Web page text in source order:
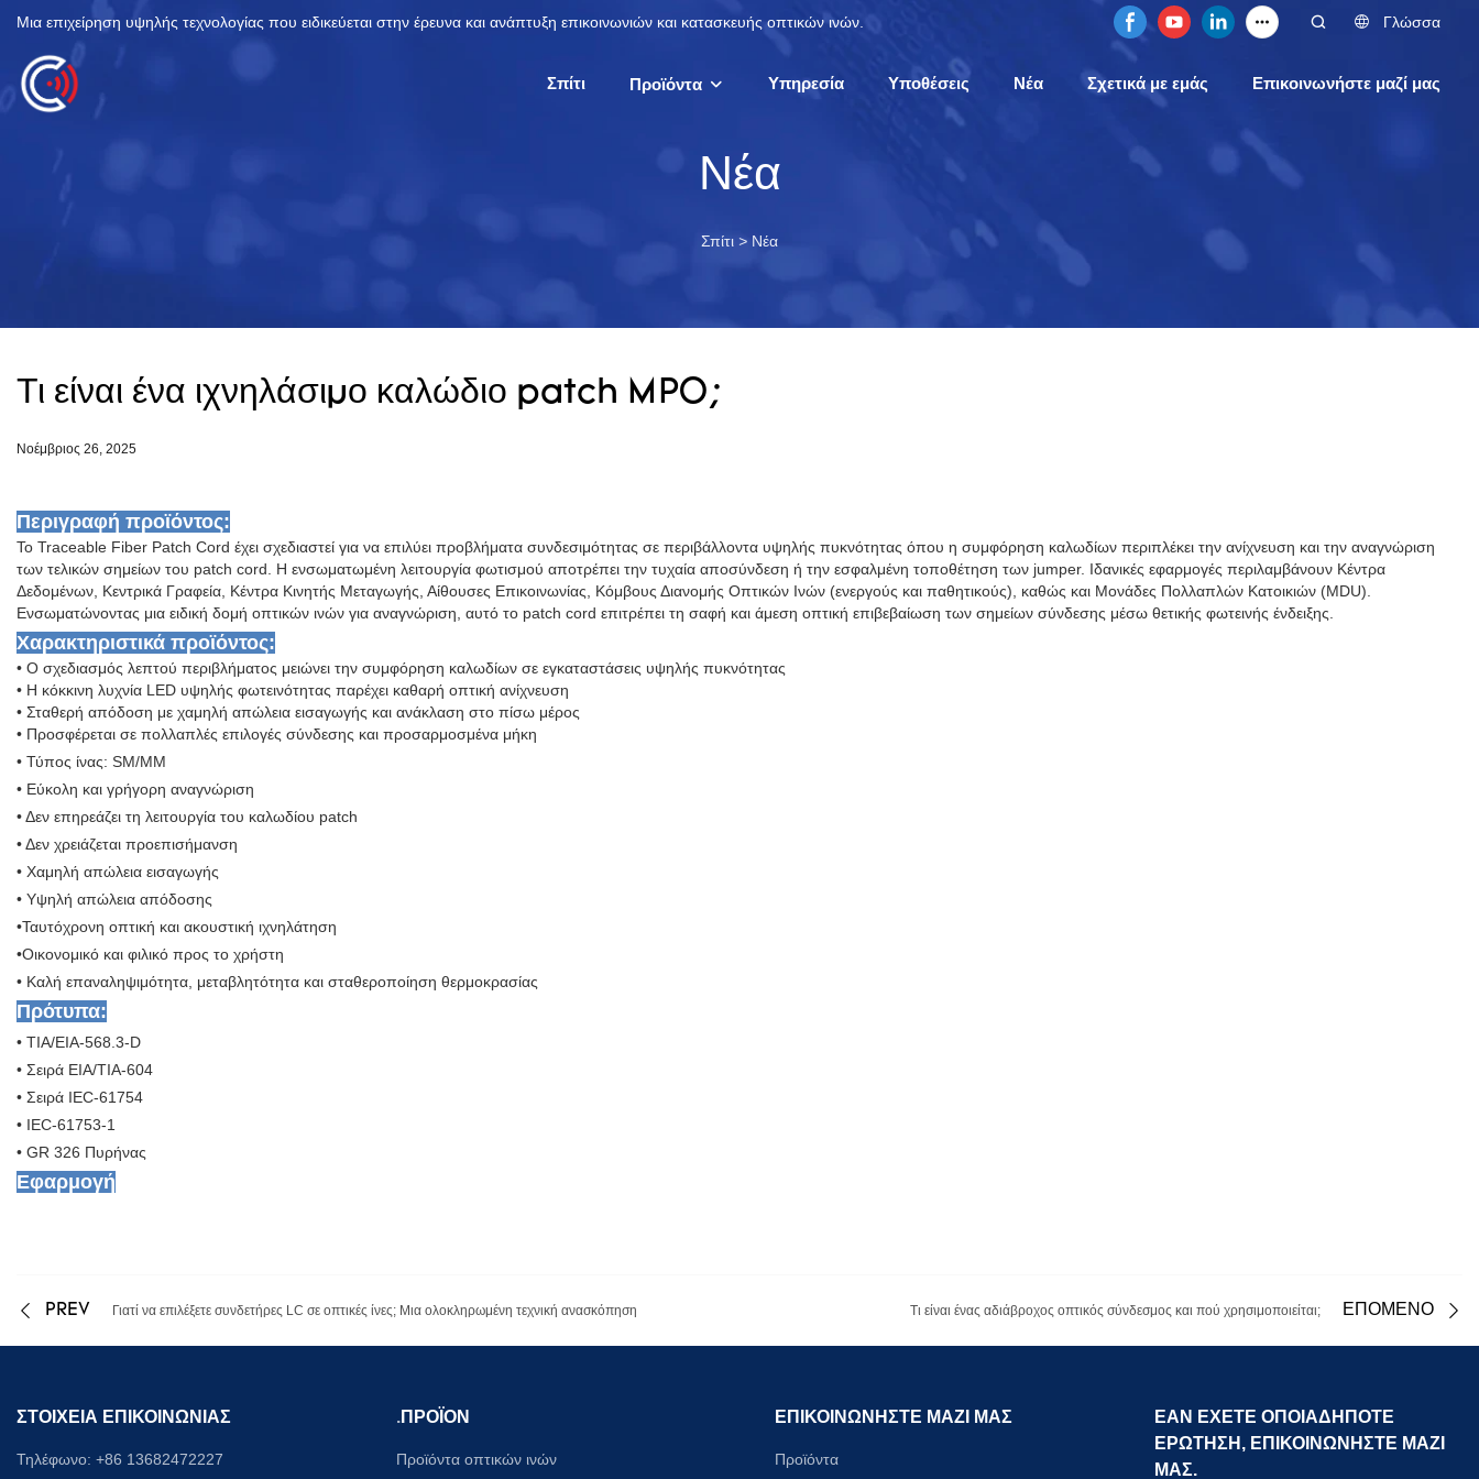
Μια επιχείρηση υψηλής τεχνολογίας που ειδικεύεται στην έρευνα και ανάπτυξη επικοινωνιών και κατασκευής οπτικών ινών. Γλώσσα
Σπίτι Προϊόντα Υπηρεσία Υποθέσεις Νέα Σχετικά με εμάς Επικοινωνήστε μαζί μας
Νέα
Σπίτι > Νέα
Τι είναι ένα ιχνηλάσιμο καλώδιο patch MPO;
Νοέμβριος 26, 2025
Περιγραφή προϊόντος:
Το Traceable Fiber Patch Cord έχει σχεδιαστεί για να επιλύει προβλήματα συνδεσιμότητας σε περιβάλλοντα υψηλής πυκνότητας όπου η συμφόρηση καλωδίων περιπλέκει την ανίχνευση και την αναγνώριση
των τελικών σημείων του patch cord. Η ενσωματωμένη λειτουργία φωτισμού αποτρέπει την τυχαία αποσύνδεση ή την εσφαλμένη τοποθέτηση των jumper. Ιδανικές εφαρμογές περιλαμβάνουν Κέντρα
Δεδομένων, Κεντρικά Γραφεία, Κέντρα Κινητής Μεταγωγής, Αίθουσες Επικοινωνίας, Κόμβους Διανομής Οπτικών Ινών (ενεργούς και παθητικούς), καθώς και Μονάδες Πολλαπλών Κατοικιών (MDU).
Ενσωματώνοντας μια ειδική δομή οπτικών ινών για αναγνώριση, αυτό το patch cord επιτρέπει τη σαφή και άμεση οπτική επιβεβαίωση των σημείων σύνδεσης μέσω θετικής φωτεινής ένδειξης.
Χαρακτηριστικά προϊόντος:
• Ο σχεδιασμός λεπτού περιβλήματος μειώνει την συμφόρηση καλωδίων σε εγκαταστάσεις υψηλής πυκνότητας
• Η κόκκινη λυχνία LED υψηλής φωτεινότητας παρέχει καθαρή οπτική ανίχνευση
• Σταθερή απόδοση με χαμηλή απώλεια εισαγωγής και ανάκλαση στο πίσω μέρος
• Προσφέρεται σε πολλαπλές επιλογές σύνδεσης και προσαρμοσμένα μήκη
• Τύπος ίνας: SM/MM
• Εύκολη και γρήγορη αναγνώριση
• Δεν επηρεάζει τη λειτουργία του καλωδίου patch
• Δεν χρειάζεται προεπισήμανση
• Χαμηλή απώλεια εισαγωγής
• Υψηλή απώλεια απόδοσης
•Ταυτόχρονη οπτική και ακουστική ιχνηλάτηση
•Οικονομικό και φιλικό προς το χρήστη
• Καλή επαναληψιμότητα, μεταβλητότητα και σταθεροποίηση θερμοκρασίας
Πρότυπα:
• TIA/EIA-568.3-D
• Σειρά EIA/TIA-604
• Σειρά IEC-61754
• IEC-61753-1
• GR 326 Πυρήνας
Εφαρμογή
PREV Γιατί να επιλέξετε συνδετήρες LC σε οπτικές ίνες; Μια ολοκληρωμένη τεχνική ανασκόπηση Τι είναι ένας αδιάβροχος οπτικός σύνδεσμος και πού χρησιμοποιείται; ΕΠΟΜΕΝΟ
ΣΤΟΙΧΕΙΑ ΕΠΙΚΟΙΝΩΝΙΑΣ
Τηλέφωνο: +86 13682472227
.ΠΡΟΪΟΝ
Προϊόντα οπτικών ινών
ΕΠΙΚΟΙΝΩΝΗΣΤΕ ΜΑΖΙ ΜΑΣ
Προϊόντα
ΕΑΝ ΕΧΕΤΕ ΟΠΟΙΑΔΗΠΟΤΕ
ΕΡΩΤΗΣΗ, ΕΠΙΚΟΙΝΩΝΗΣΤΕ ΜΑΖΙ
ΜΑΣ.